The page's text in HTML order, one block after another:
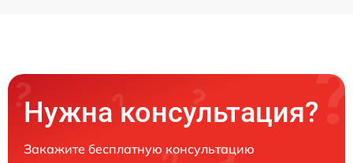
Нужна консультация?
Закажите бесплатную консультацию